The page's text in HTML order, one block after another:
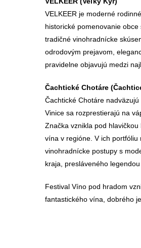
VELKEER je moderné
historické pomenovanie
tradičné vinohradnícke
odrodovým prejavom,
pravidelne objavujú medzi
Čachtické Chotáre
Čachtické Chotáre
Vinice sa rozprestierajú na
Značka vznikla pod
vína v regióne. V ich
vinohradnícke postupy s
kraja, presláveného
Festival Víno pod hradom
fantastického vína, dobrého